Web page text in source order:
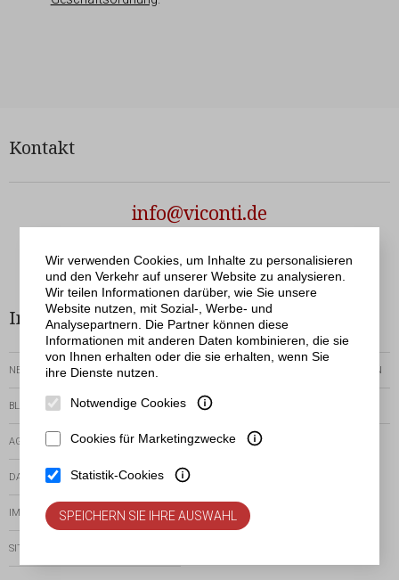
Kontakt
info@viconti.de
Netergo
Informationen
NEWSLETTER
BLOG
AGB
DATENSCHUTZERKLÄRUNG
IMPRESSUM
SITEMAP
Bestellservice
RÜCKGABEN-UND-REKLAMATIONEN
VORHANDENE
Wir verwenden Cookies, um Inhalte zu personalisieren
und den Verkehr auf unserer Website zu analysieren.
Wir teilen Informationen darüber, wie Sie unsere
Website nutzen, mit Sozial-, Werbe- und
Analysepartnern. Die Partner können diese
Informationen mit anderen Daten kombinieren, die sie
von Ihnen erhalten oder die sie erhalten, wenn Sie
ihre Dienste nutzen.
Notwendige Cookies
Cookies für Marketingzwecke
Statistik-Cookies
SPEICHERN SIE IHRE AUSWAHL